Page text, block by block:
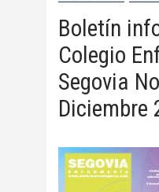
Boletín
Colegio
Segovia
Diciembre